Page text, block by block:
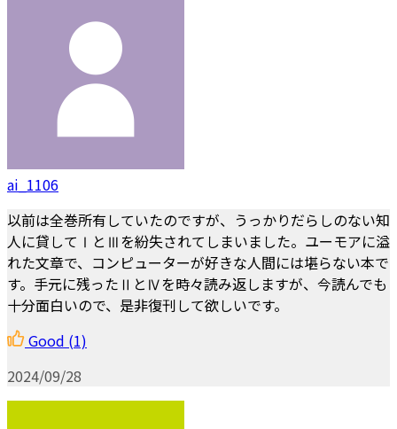
ai_1106
以前は全巻所有していたのですが、うっかりだらしのない知
人に貸してⅠとⅢを紛失されてしまいました。ユーモアに溢
れた文章で、コンピューターが好きな人間には堪らない本で
す。手元に残ったⅡとⅣを時々読み返しますが、今読んでも
十分面白いので、是非復刊して欲しいです。
Good (1)
2024/09/28